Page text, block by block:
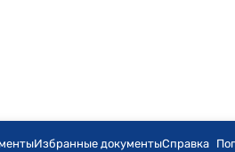
Избранные документыСправка